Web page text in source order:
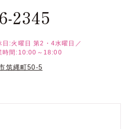
2345
日:火曜日 第2・4水曜日／
時間:10:00～18:00
筑縄町50-5